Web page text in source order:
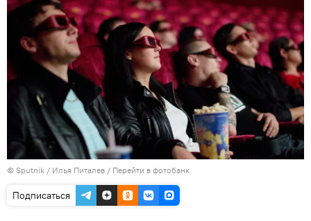
© Sputnik / Илья Питалев / Перейти в фотобанк
Подписаться